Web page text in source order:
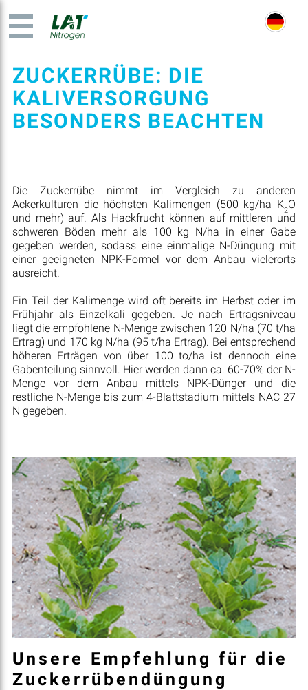
ZUCKERRÜBE: DIE
KALIVERSORGUNG
BESONDERS BEACHTEN
Die Zuckerrübe nimmt im Vergleich zu anderen
Ackerkulturen die höchsten Kalimengen (500 kg/ha K2O
und mehr) auf. Als Hackfrucht können auf mittleren und
schweren Böden mehr als 100 kg N/ha in einer Gabe
gegeben werden, sodass eine einmalige N-Düngung mit
einer geeigneten NPK-Formel vor dem Anbau vielerorts
ausreicht.
Ein Teil der Kalimenge wird oft bereits im Herbst oder im
Frühjahr als Einzelkali gegeben. Je nach Ertragsniveau
liegt die empfohlene N-Menge zwischen 120 N/ha (70 t/ha
Ertrag) und 170 kg N/ha (95 t/ha Ertrag). Bei entsprechend
höheren Erträgen von über 100 to/ha ist dennoch eine
Gabenteilung sinnvoll. Hier werden dann ca. 60-70% der N-
Menge vor dem Anbau mittels NPK-Dünger und die
restliche N-Menge bis zum 4-Blattstadium mittels NAC 27
N gegeben.
Unsere Empfehlung für die
Zuckerrübendüngung